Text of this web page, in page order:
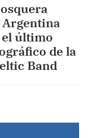
el último
de la
Band